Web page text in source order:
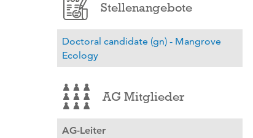
Stellenangebote
Doctoral candidate (gn) - Mangrove
Ecology
AG Mitglieder
AG-Leiter